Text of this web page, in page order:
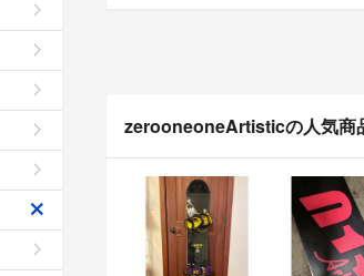
zerooneoneArtisticの人気商